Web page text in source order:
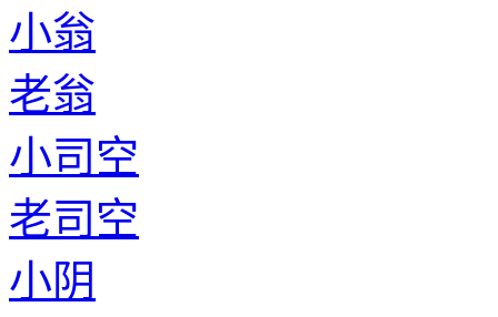
小翁
老翁
小司空
老司空
小阴